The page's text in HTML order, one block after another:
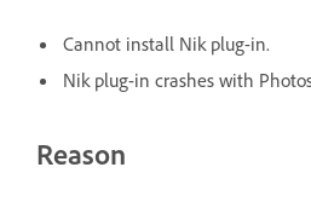
Cannot install Nik plug-in.
Nik plug-in crashes with
Reason